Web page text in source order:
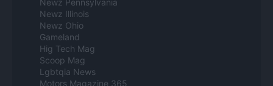
Newz Illinois
Newz Ohio
Gameland
Hig Tech Mag
Scoop Mag
Lgbtqia News
Motors Magazine 365